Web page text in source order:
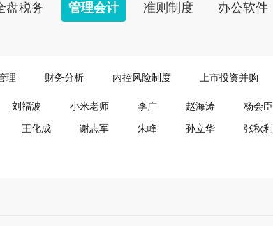
盘税务 管理会计 准则制度 办公软件
理 财务分析 内控风险制度 上市投资并购
刘福波 小米老师 李广 赵海涛 杨会臣
王化成 谢志军 朱峰 孙立华 张秋利